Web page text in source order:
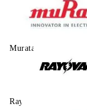
Murata
Rayovac